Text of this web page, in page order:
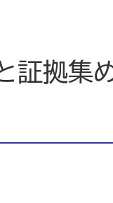
証拠集